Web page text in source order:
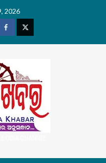
2026
FacebookTwitter